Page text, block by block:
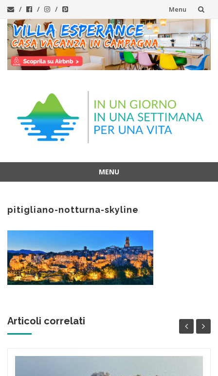
Menu
Vai
al
contenuto
MENU
contenuto
pitigliano-notturna-skyline
Articoli correlati